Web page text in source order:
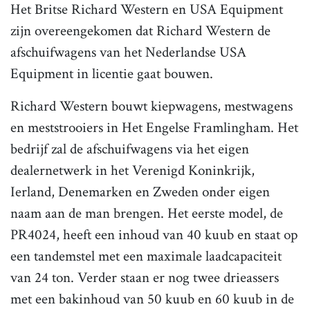
Het Britse Richard Western en USA Equipment
zijn overeengekomen dat Richard Western de
afschuifwagens van het Nederlandse USA
Equipment in licentie gaat bouwen.
Richard Western bouwt kiepwagens, mestwagens
en meststrooiers in Het Engelse Framlingham. Het
bedrijf zal de afschuifwagens via het eigen
dealernetwerk in het Verenigd Koninkrijk,
Ierland, Denemarken en Zweden onder eigen
naam aan de man brengen. Het eerste model, de
PR4024, heeft een inhoud van 40 kuub en staat op
een tandemstel met een maximale laadcapaciteit
van 24 ton. Verder staan er nog twee drieassers
met een bakinhoud van 50 kuub en 60 kuub in de